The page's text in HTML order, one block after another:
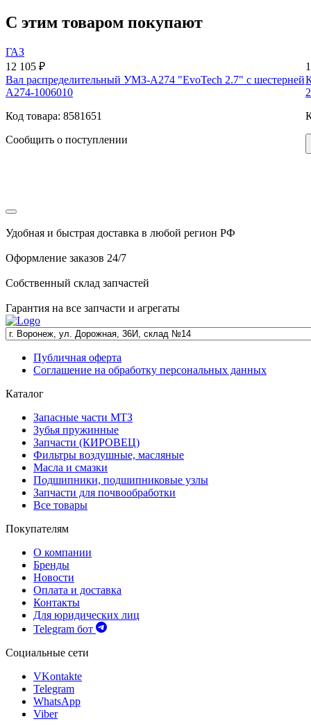
С этим товаром покупают
ГАЗ
12 105 ₽
Вал распределительный УМЗ-А274 "EvoTech 2.7" с шестерней
А274-1006010
Код товара: 8581651
Сообщить о поступлении
Удобная и быстрая доставка в любой регион РФ
Оформление заказов 24/7
Собственный склад запчастей
Гарантия на все запчасти и агрегаты
Публичная оферта
Соглашение на обработку персональных данных
Каталог
Запасные части МТЗ
Зубья пружинные
Запчасти (КИРОВЕЦ)
Фильтры воздушные, масляные
Масла и смазки
Подшипники, подшипниковые узлы
Запчасти для почвообработки
Все товары
Покупателям
О компании
Бренды
Новости
Оплата и доставка
Контакты
Для юридических лиц
Telegram бот
Социальные сети
VKontakte
Telegram
WhatsApp
Viber